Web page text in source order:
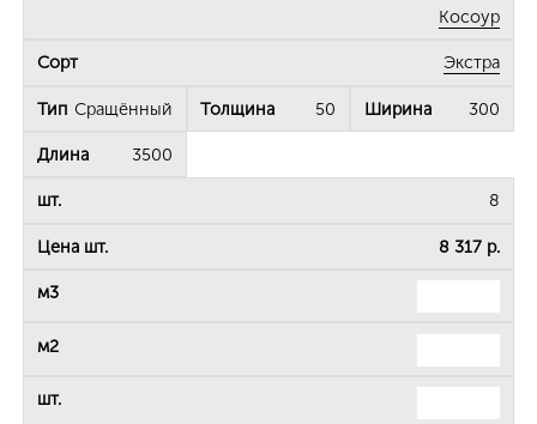
Косоур
Экстра
Сращённый 50 300
3500
8
8 317 р.